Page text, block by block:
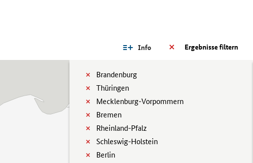
Ergebnisse filtern
Info
Brandenburg
Thüringen
Mecklenburg-Vorpommern
Bremen
Rheinland-Pfalz
Schleswig-Holstein
Berlin